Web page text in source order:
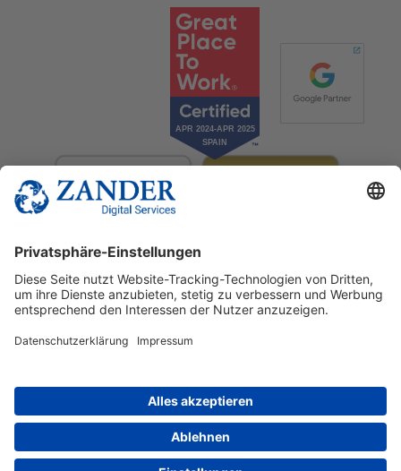
© 2025 Zander Digital Services Deutschland GmbH
English